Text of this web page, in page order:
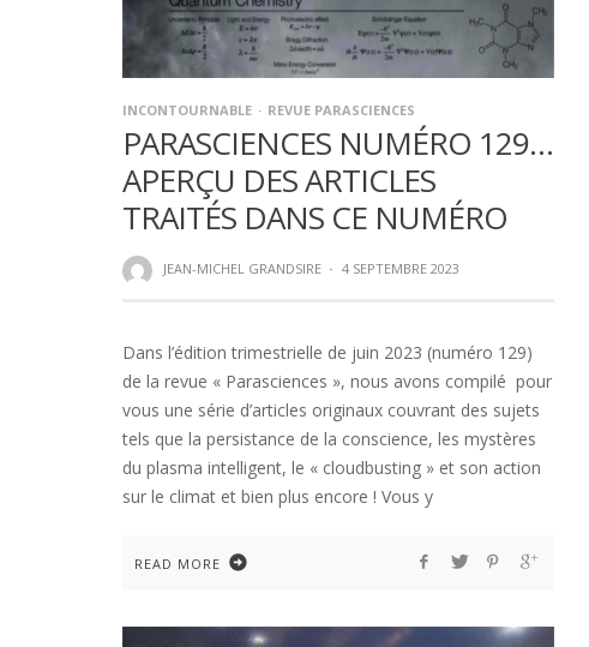
INCONTOURNABLE REVUE PARASCIENCES
PARASCIENCES NUMÉRO 129…
APERÇU DES ARTICLES
TRAITÉS DANS CE NUMÉRO
JEAN-MICHEL GRANDSIRE · 4 SEPTEMBRE 2023
Dans l’édition trimestrielle de juin 2023 (numéro 129)
de la revue « Parasciences », nous avons compilé pour
vous une série d’articles originaux couvrant des sujets
tels que la persistance de la conscience, les mystères
du plasma intelligent, le « cloudbusting » et son action
sur le climat et bien plus encore ! Vous y
READ MORE